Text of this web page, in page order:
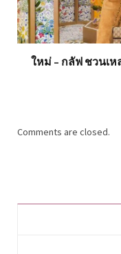
ใหม่ – กลัฟ ชวนเห
Comments are closed.